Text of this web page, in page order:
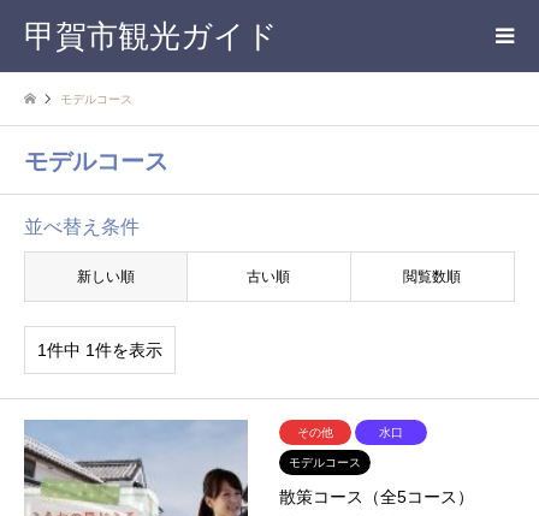
甲賀市観光ガイド
モデルコース
モデルコース
並べ替え条件
新しい順 古い順 閲覧数順
1件中 1件を表示
その他 水口
モデルコース
散策コース（全5コース）